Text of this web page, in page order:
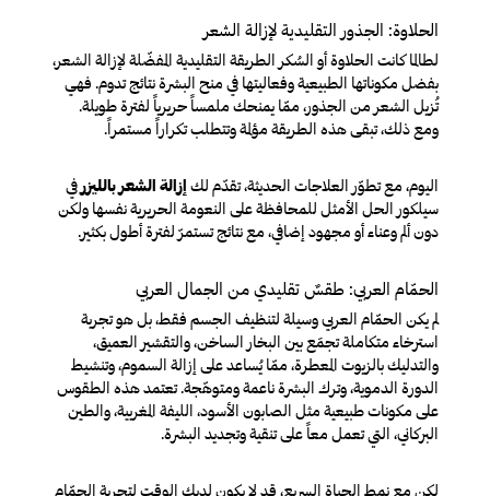
الحلاوة: الجذور التقليدية لإزالة الشعر
لطالما كانت الحلاوة أو السُكر الطريقة التقليدية المفضّلة لإزالة الشعر،
بفضل مكوناتها الطبيعية وفعاليتها في منح البشرة نتائج تدوم. فهي
تُزيل الشعر من الجذور، ممّا يمنحك ملمساً حريرياً لفترة طويلة.
ومع ذلك، تبقى هذه الطريقة مؤلمة وتتطلب تكراراً مستمراً.
اليوم، مع تطوّر العلاجات الحديثة، تقدّم لكإزالة الشعر بالليزر في
سيلكور الحل الأمثل للمحافظة على النعومة الحريرية نفسها ولكن
دون ألم وعناء أو مجهود إضافي، مع نتائج تستمرّ لفترة أطول بكثير.
الحمّام العربي: طقسٌ تقليدي من الجمال العربي
لم يكن الحمّام العربي وسيلة لتنظيف الجسم فقط، بل هو تجربة
استرخاء متكاملة تجمَع بين البخار الساخن، والتقشير العميق،
والتدليك بالزيوت المعطرة، ممّا يُساعد على إزالة السموم، وتنشيط
الدورة الدموية، وترك البشرة ناعمة ومتوهّجة. تعتمد هذه الطقوس
على مكونات طبيعية مثل الصابون الأسود، الليفة المغربية، والطين
البركاني، التي تعمل معاً على تنقية وتجديد البشرة.
لكن مع نمط الحياة السريع، قد لا يكون لديك الوقت لتجربة الحمّام